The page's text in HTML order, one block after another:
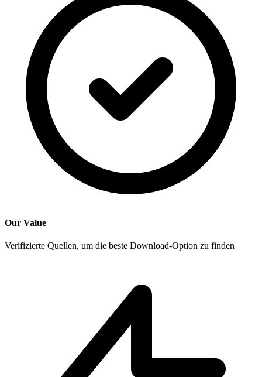
Our Value
Verifizierte Quellen, um die beste Download-Option zu finden